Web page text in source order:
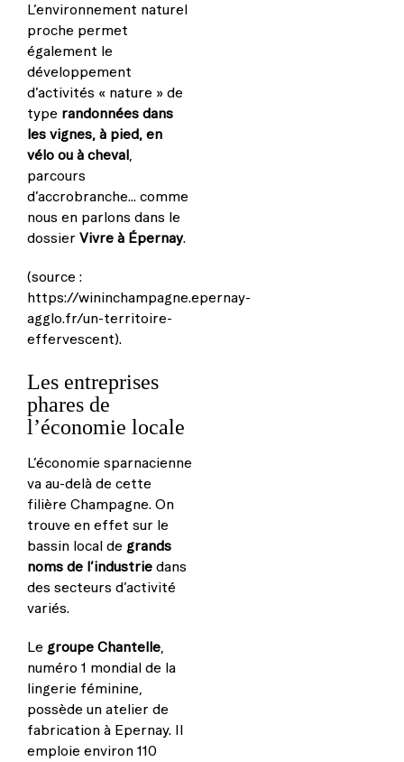
L’environnement naturel
proche permet
également le
développement
d’activités « nature » de
type randonnées dans
les vignes, à pied, en
vélo ou à cheval
parcours
d’accrobranche… comme
nous en parlons dans le
dossier Vivre à Épernay.
(source :
https://wininchampagne.epernay-
agglo.fr/un-territoire-
effervescent).
Les entreprises
phares de
l’économie locale
L’économie sparnacienne
va au-delà de cette
filière Champagne. On
trouve en effet sur le
bassin local de grands
noms de l’industrie dans
des secteurs d’activité
variés.
Le groupe Chantelle
numéro 1 mondial de la
lingerie féminine,
possède un atelier de
fabrication à Epernay. Il
emploie environ 110